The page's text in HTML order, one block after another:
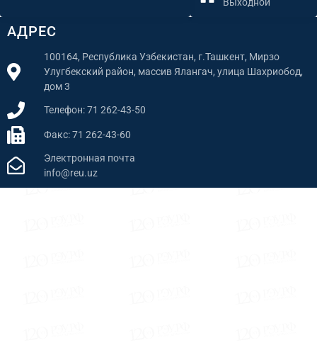
АДРЕС
100164, Республика Узбекистан, г.Ташкент, Мирзо
Улугбекский район, массив Ялангач, улица Шахриобод,
дом 3
Телефон: 71 262-43-50
Факс: 71 262-43-60
Электронная почта
info@reu.uz